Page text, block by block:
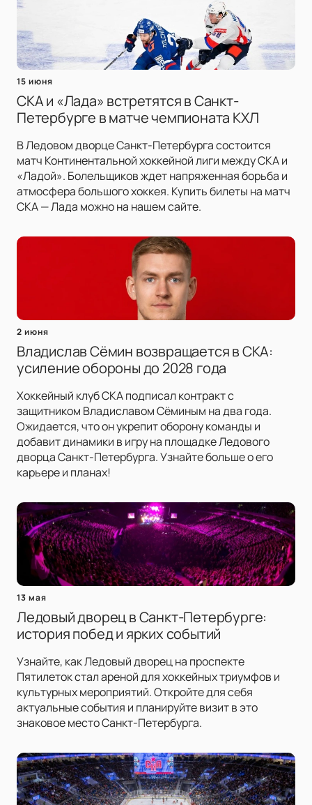
15 июня
СКА и «Лада» встретятся в Санкт-
Петербурге в матче чемпионата КХЛ
В Ледовом дворце Санкт-Петербурга состоится
матч Континентальной хоккейной лиги между СКА и
«Ладой». Болельщиков ждет напряженная борьба и
атмосфера большого хоккея. Купить билеты на матч
СКА — Лада можно на нашем сайте.
2 июня
Владислав Сёмин возвращается в СКА:
усиление обороны до 2028 года
Хоккейный клуб СКА подписал контракт с
защитником Владиславом Сёминым на два года.
Ожидается, что он укрепит оборону команды и
добавит динамики в игру на площадке Ледового
дворца Санкт-Петербурга. Узнайте больше о его
карьере и планах!
13 мая
Ледовый дворец в Санкт-Петербурге:
история побед и ярких событий
Узнайте, как Ледовый дворец на проспекте
Пятилеток стал ареной для хоккейных триумфов и
культурных мероприятий. Откройте для себя
актуальные события и планируйте визит в это
знаковое место Санкт-Петербурга.